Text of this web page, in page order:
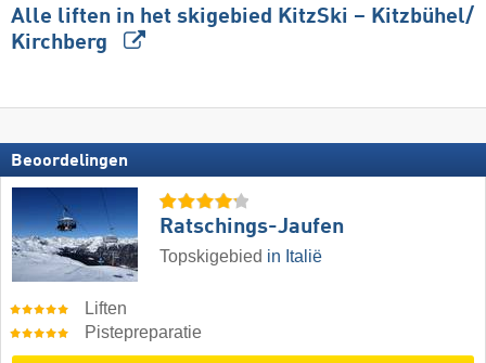
Alle liften in het skigebied KitzSki – Kitzbühel/​
Kirchberg
Beoordelingen
Ratschings-Jaufen
Topskigebied in Italië
Liften
Pistepreparatie